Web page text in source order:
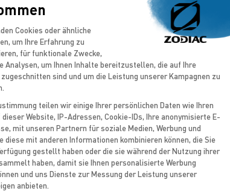
Erinnerungen schaffen…
Cookies oder ähnliche
um Ihre Erfahrung zu
für funktionale Zwecke,
Analysen, um Ihnen Inhalte bereitzustellen, die auf Ihre
sind und um die Leistung unserer Kampagnen zu
teilen wir einige Ihrer persönlichen Daten wie Ihren
dieser Website, IP-Adressen, Cookie-IDs, Ihre anonymisierte E-
mit unseren Partnern für soziale Medien, Werbung und
diese mit anderen Informationen kombinieren können, die Sie
gestellt haben oder die sie während der Nutzung ihrer
haben, damit sie Ihnen personalisierte Werbung
und uns Dienste zur Messung der Leistung unserer
anbieten.
consent